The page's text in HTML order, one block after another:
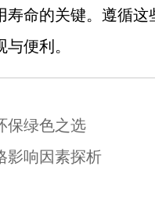
寿命的关键。遵循这
便利。
保绿色之选
影响因素探析